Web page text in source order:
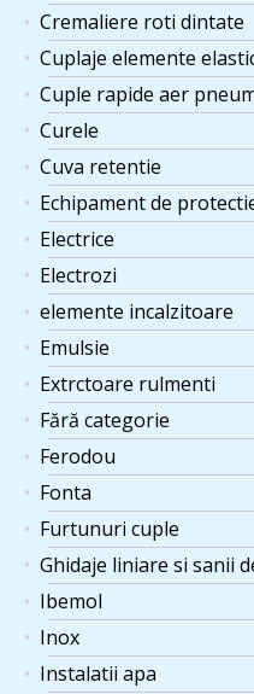
Cremaliere roti dintate
Cuplaje elemente
Cuple rapide aer
Curele
Cuva retentie
Echipament de
Electrice
Electrozi
elemente incalzitoare
Emulsie
Extrctoare rulmenti
Fără categorie
Ferodou
Fonta
Furtunuri cuple
Ghidaje liniare si sanii
Ibemol
Inox
Instalatii apa